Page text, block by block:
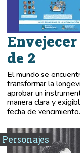
Envejecer
de 2
El mundo se
transformar la
aprobar un
manera clara y
fecha de vencimiento.
Personajes